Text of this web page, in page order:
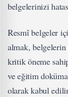
belgelerinizi
Resmî belgeler
almak, belgelerin
kritik öneme
ve eğitim
olarak kabul